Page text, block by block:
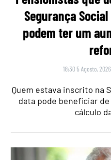
Segurança
podem ter um
18:30 5 Agosto, 2026
Quem estava inscrito na
data pode beneficiar
cálculo